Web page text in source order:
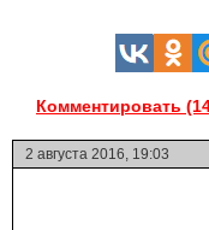
Комментировать
2 августа 2016, 19:03